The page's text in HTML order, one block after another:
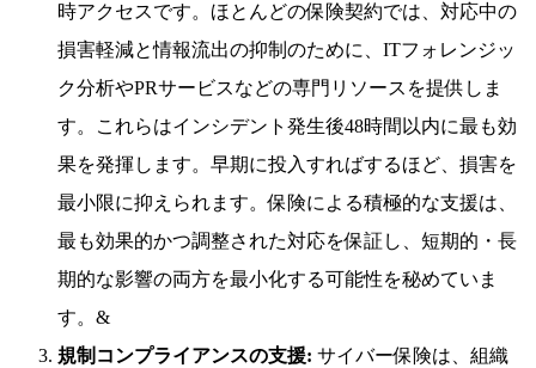
時アクセスです。ほとんどの保険契約では、対応中の
損害軽減と情報流出の抑制のために、ITフォレンジッ
ク分析やPRサービスなどの専門リソースを提供しま
す。これらはインシデント発生後48時間以内に最も効
果を発揮します。早期に投入すればするほど、損害を
最小限に抑えられます。保険による積極的な支援は、
最も効果的かつ調整された対応を保証し、短期的・長
期的な影響の両方を最小化する可能性を秘めていま
す。&
規制コンプライアンスの支援: サイバー保険は、組織